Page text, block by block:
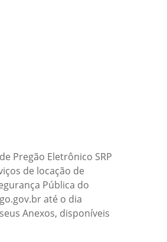
Pregão Eletrônico SRP
de locação de
Pública do
até o dia
Anexos, disponíveis